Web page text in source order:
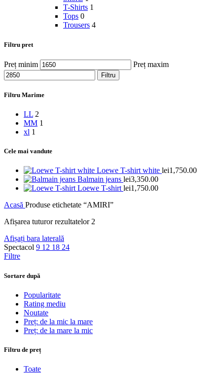
T-Shirts 1
Tops 0
Trousers 4
Filtru pret
Preț minim Preț maxim
Filtru
Filtru Marime
LL 2
MM 1
xl 1
Cele mai vandute
Loewe T-shirt white lei1,750.00
Balmain jeans lei3,350.00
Loewe T-shirtlei1,750.00
Acasă Produse etichetate “AMIRI”
Afișarea tuturor rezultatelor 2
Afișați bara laterală
Spectacol 9 12 18 24
Filtre
Sortare după
Popularitate
Rating mediu
Noutate
Preț: de la mic la mare
Preț: de la mare la mic
Filtru de preț
Toate